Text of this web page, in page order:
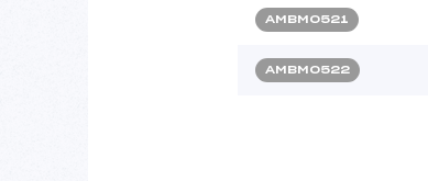
AMBM0521
AMBM0522